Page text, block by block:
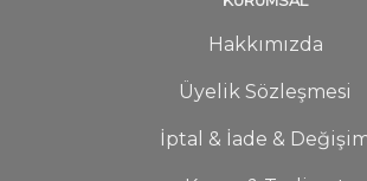
Hakkımızda
Üyelik Sözleşmesi
İptal & İade &